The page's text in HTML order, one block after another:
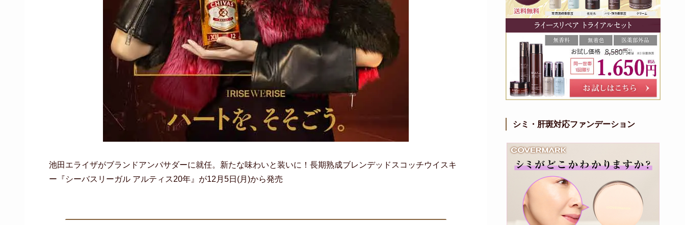
池田エライザがブランドアンバサダーに就任。新たな味わいと装いに！長期熟成ブレンデッドスコッチウイスキ
ー『シーバスリーガル アルティス20年』が12月5日(月)から発売
シミ・肝斑対応ファンデーション